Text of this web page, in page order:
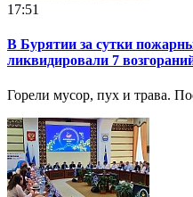
17:51
В Бурятии за сутки
ликвидировали 7
Горели мусор, пух и трава.